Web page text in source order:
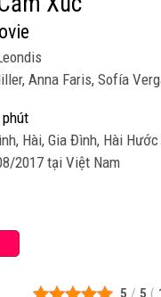
5 / 5 (
Anna Faris, Sofía
phút
Hài, Gia Đình, Hài Hước
2017 tại Việt Nam